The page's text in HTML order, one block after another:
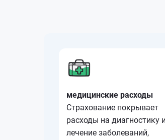
медицинские расходы
Страхование покрывает
расходы на диагностику и
лечение заболеваний,